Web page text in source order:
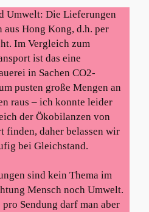
Umwelt: Die Lieferungen
aus Hong Kong, d.h. per
Im Vergleich zum
ist das eine
in Sachen CO2-
pusten große Mengen an
raus – ich konnte leider
der Ökobilanzen von
finden, daher belassen wir
bei Gleichstand.
sind kein Thema im
Mensch noch Umwelt.
Sendung darf man aber